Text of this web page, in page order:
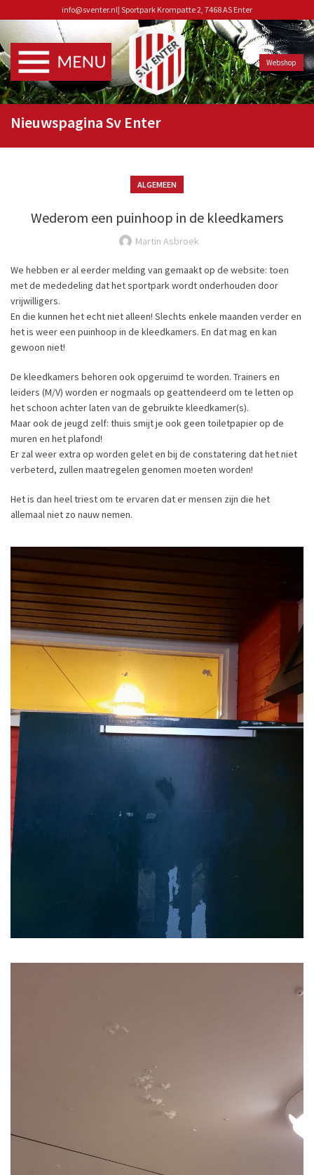
info@sventer.nl| Sportpark Krompatte 2, 7468 AS Enter
Webshop
Nieuwspagina Sv Enter
ALGEMEEN
Wederom een puinhoop in de kleedkamers
Martin Asbroek
We hebben er al eerder melding van gemaakt op de website: toen
met de mededeling dat het sportpark wordt onderhouden door
vrijwilligers.
En die kunnen het echt niet alleen! Slechts enkele maanden verder en
het is weer een puinhoop in de kleedkamers. En dat mag en kan
gewoon niet!
De kleedkamers behoren ook opgeruimd te worden. Trainers en
leiders (M/V) worden er nogmaals op geattendeerd om te letten op
het schoon achter laten van de gebruikte kleedkamer(s).
Maar ook de jeugd zelf: thuis smijt je ook geen toiletpapier op de
muren en het plafond!
Er zal weer extra op worden gelet en bij de constatering dat het niet
verbeterd, zullen maatregelen genomen moeten worden!
Het is dan heel triest om te ervaren dat er mensen zijn die het
allemaal niet zo nauw nemen.